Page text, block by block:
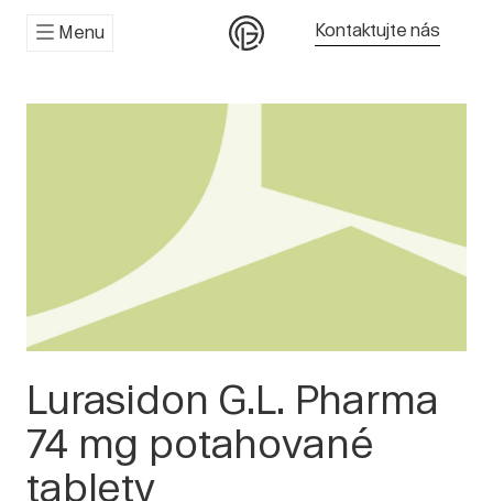
Menu Kontaktujte nás
Lurasidon G.L. Pharma
74 mg potahované
tablety